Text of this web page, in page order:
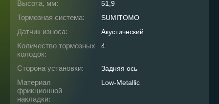
Высота, мм: 51,9
Тормозная система: SUMITOMO
Датчик износа: Акустический
Количество тормозных
колодок:
4
Сторона установки: Задняя ось
Материал
фрикционной
накладки:
Low-Metallic